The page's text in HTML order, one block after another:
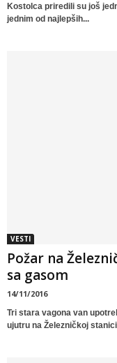
Kostolca priredili su još
jednim od najlepših...
VESTI
Požar na
sa gasom
14/11/2016
Tri stara vagona van
ujutru na Železničkoj